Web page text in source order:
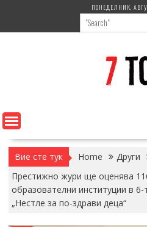
content
ПОНЕДЕЛНИК,
Вие сте тук Home
Други
Престижно жури ще оценява
образователни институции в
„Нестле за по-здрави деца“